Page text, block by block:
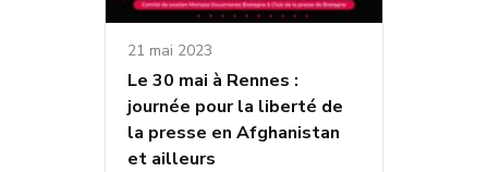
21 mai 2023
Le 30 mai à Rennes :
journée pour la liberté de
la presse en Afghanistan
et ailleurs